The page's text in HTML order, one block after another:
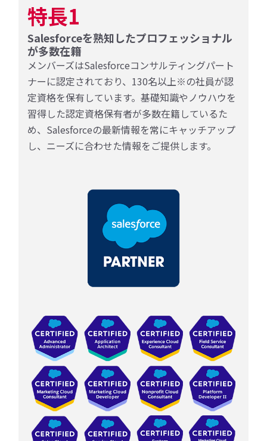
特長1
Salesforceを熟知したプロフェッショナル
が多数在籍
メンバーズはSalesforceコンサルティングパート
ナーに認定されており、130名以上※の社員が認
定資格を保有しています。基礎知識やノウハウを
習得した認定資格保有者が多数在籍しているた
め、Salesforceの最新情報を常にキャッチアップ
し、ニーズに合わせた情報をご提供します。